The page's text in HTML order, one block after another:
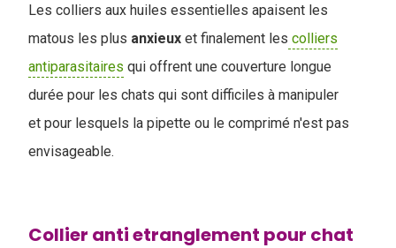
Les colliers aux huiles essentielles apaisent les
matous les plus anxieux et finalement les colliers
antiparasitaires qui offrent une couverture longue
durée pour les chats qui sont difficiles à manipuler
et pour lesquels la pipette ou le comprimé n'est pas
envisageable.
Collier anti etranglement pour chat